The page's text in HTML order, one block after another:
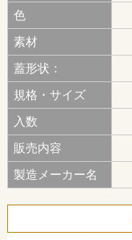
色
素材
蓋形状：
規格・サイズ
入数
販売内容
製造メーカー名